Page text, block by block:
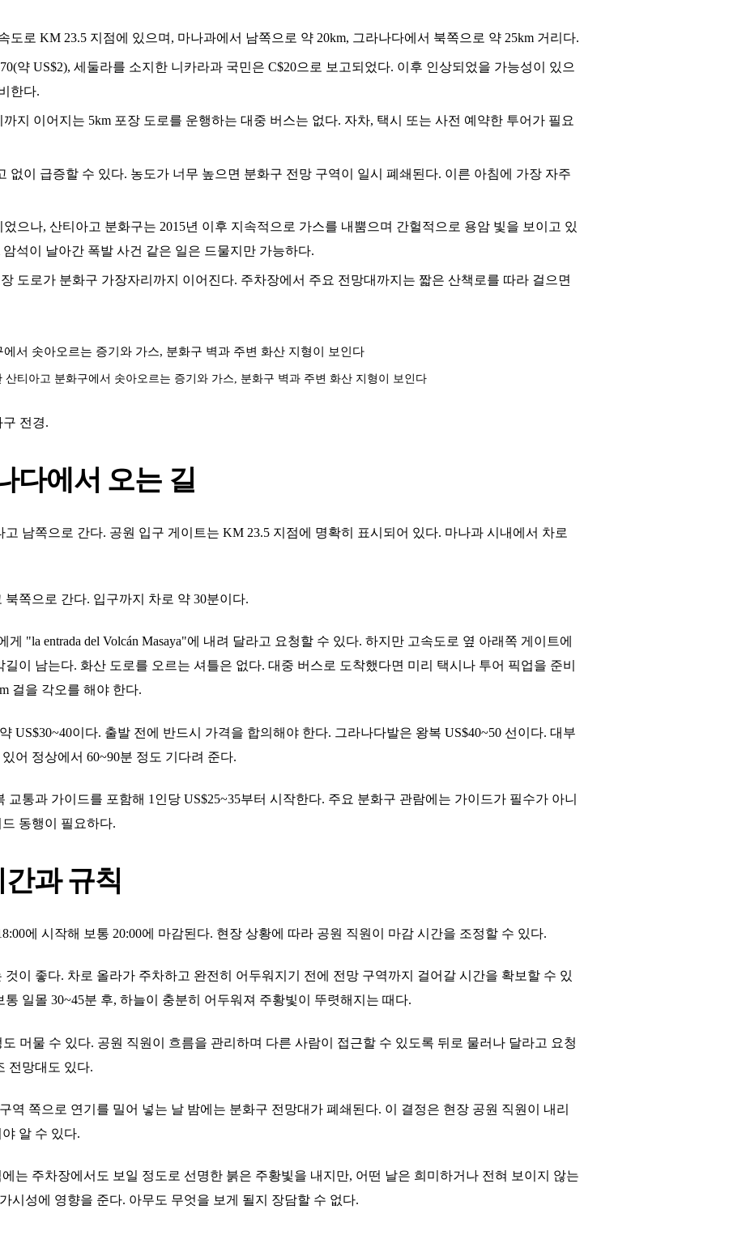
도로 KM 23.5 지점에 있으며, 마나과에서 남쪽으로 약 20km, 그라나다에서 북쪽으로 약 25km 거리다.
약 US$2), 세둘라를 소지한 니카라과 국민은 C$20으로 보고되었다. 이후 인상되었을 가능성이 있으
한다.
지 이어지는 5km 포장 도로를 운행하는 대중 버스는 없다. 자차, 택시 또는 사전 예약한 투어가 필요
없이 급증할 수 있다. 농도가 너무 높으면 분화구 전망 구역이 일시 폐쇄된다. 이른 아침에 가장 자주
으나, 산티아고 분화구는 2015년 이후 지속적으로 가스를 내뿜으며 간헐적으로 용암 빛을 보이고 있
석이 날아간 폭발 사건 같은 일은 드물지만 가능하다.
도로가 분화구 가장자리까지 이어진다. 주차장에서 주요 전망대까지는 짧은 산책로를 따라 걸으면
산티아고 분화구에서 솟아오르는 증기와 가스, 분화구 벽과 주변 화산 지형이 보인다
구 전경.
다에서 오는 길
남쪽으로 간다. 공원 입구 게이트는 KM 23.5 지점에 명확히 표시되어 있다. 마나과 시내에서 차로
쪽으로 간다. 입구까지 차로 약 30분이다.
"la entrada del Volcán Masaya"에 내려 달라고 요청할 수 있다. 하지만 고속도로 옆 아래쪽 게이트에
이 남는다. 화산 도로를 오르는 셔틀은 없다. 대중 버스로 도착했다면 미리 택시나 투어 픽업을 준비
걸을 각오를 해야 한다.
US$30~40이다. 출발 전에 반드시 가격을 합의해야 한다. 그라나다발은 왕복 US$40~50 선이다. 대부
어 정상에서 60~90분 정도 기다려 준다.
통과 가이드를 포함해 1인당 US$25~35부터 시작한다. 주요 분화구 관람에는 가이드가 필수가 아니
동행이 필요하다.
과 규칙
에 시작해 보통 20:00에 마감된다. 현장 상황에 따라 공원 직원이 마감 시간을 조정할 수 있다.
것이 좋다. 차로 올라가 주차하고 완전히 어두워지기 전에 전망 구역까지 걸어갈 시간을 확보할 수 있
일몰 30~45분 후, 하늘이 충분히 어두워져 주황빛이 뚜렷해지는 때다.
머물 수 있다. 공원 직원이 흐름을 관리하며 다른 사람이 접근할 수 있도록 뒤로 물러나 달라고 요청
전망대도 있다.
역 쪽으로 연기를 밀어 넣는 날 밤에는 분화구 전망대가 폐쇄된다. 이 결정은 현장 공원 직원이 내리
알 수 있다.
는 주차장에서도 보일 정도로 선명한 붉은 주황빛을 내지만, 어떤 날은 희미하거나 전혀 보이지 않는
시성에 영향을 준다. 아무도 무엇을 보게 될지 장담할 수 없다.